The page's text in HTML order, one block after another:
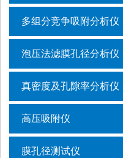
多组分竞争吸附分析仪
泡压法滤膜孔径分析仪
真密度及孔隙率分析仪
高压吸附仪
膜孔径测试仪